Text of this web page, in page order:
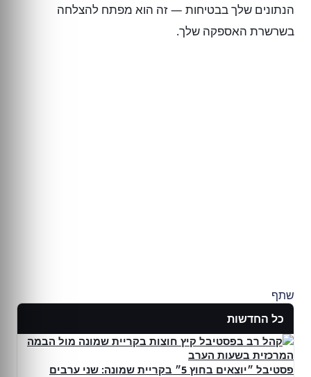
הנתונים שלך בבטיחות — זה הוא מפתח להצלחה
בשרשרת האספקה שלך.
שתף
כל החדשות
פסטיבל ״יוצאים בחוץ 5״ בקריית שמונה: שני ערבים